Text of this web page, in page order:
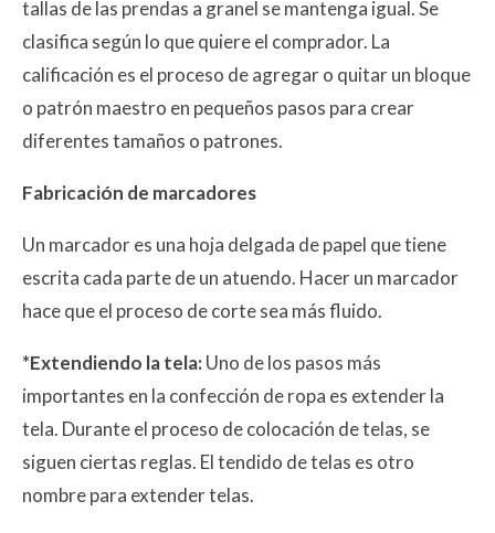
tallas de las prendas a granel se mantenga igual. Se
clasifica según lo que quiere el comprador. La
calificación es el proceso de agregar o quitar un bloque
o patrón maestro en pequeños pasos para crear
diferentes tamaños o patrones.
Fabricación de marcadores
Un marcador es una hoja delgada de papel que tiene
escrita cada parte de un atuendo. Hacer un marcador
hace que el proceso de corte sea más fluido.
*Extendiendo la tela:Uno de los pasos más
importantes en la confección de ropa es extender la
tela. Durante el proceso de colocación de telas, se
siguen ciertas reglas. El tendido de telas es otro
nombre para extender telas.